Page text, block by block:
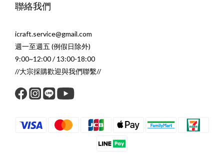
聯絡我們
icraft.service@gmail.com
週一至週五 (例假日除外)
9:00~12:00 / 13:00-18:00
//大宗採購歡迎與我們聯繫//